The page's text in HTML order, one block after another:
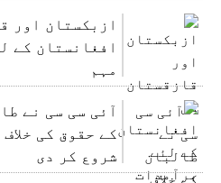
ازبکستان اور
افغانستان کے
مہم
آئی سی سی نے
کے حقوق کی
شروع کر دی